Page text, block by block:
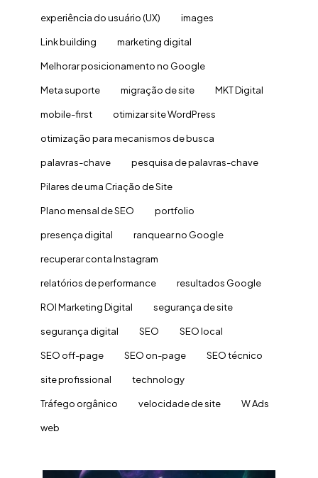
experiência do usuário (UX) images
Link building marketing digital
Melhorar posicionamento no Google
Meta suporte migração de site MKT Digital
mobile-first otimizar site WordPress
otimização para mecanismos de busca
palavras-chave pesquisa de palavras-chave
Pilares de uma Criação de Site
Plano mensal de SEO portfolio
presença digital ranquear no Google
recuperar conta Instagram
relatórios de performance resultados Google
ROI Marketing Digital segurança de site
segurança digital SEO SEO local
SEO off-page SEO on-page SEO técnico
site profissional technology
Tráfego orgânico velocidade de site W Ads
web